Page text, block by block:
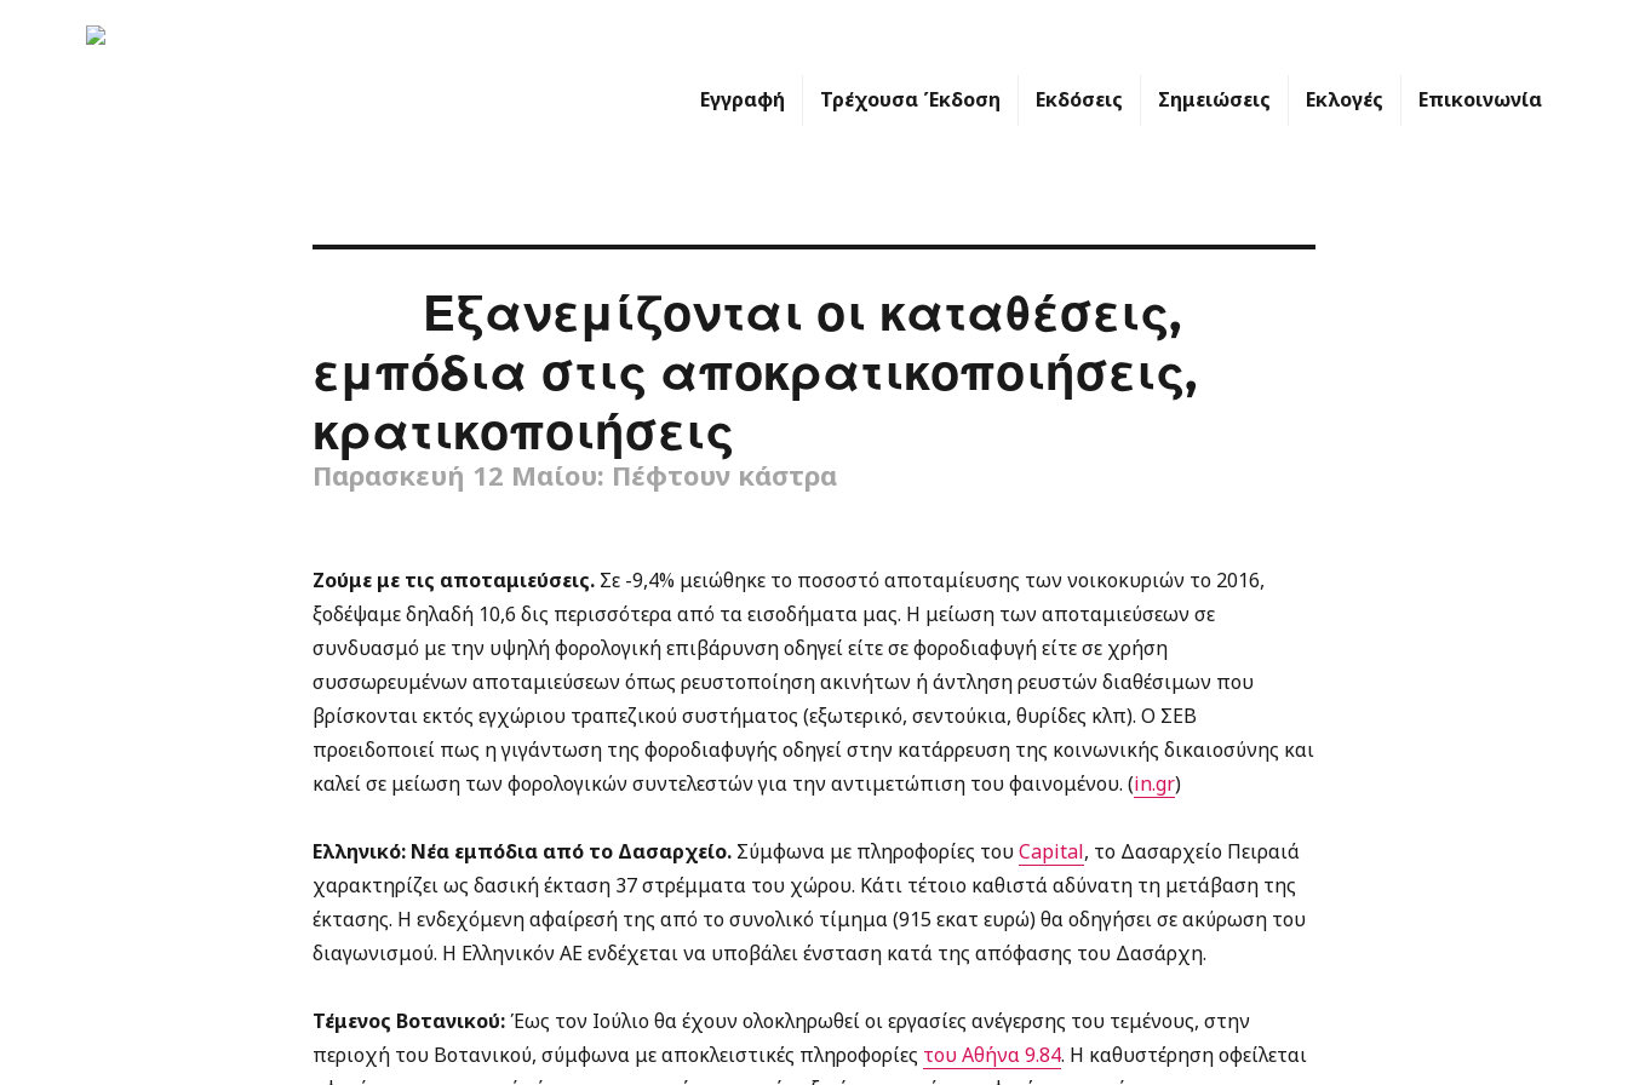
Εγγραφή Τρέχουσα Έκδοση Εκδόσεις Σημειώσεις Εκλογές Επικοινωνία
Εξανεμίζονται οι καταθέσεις,
εμπόδια στις αποκρατικοποιήσεις,
κρατικοποιήσεις
Παρασκευή 12 Μαίου: Πέφτουν κάστρα
Ζούμε με τις αποταμιεύσεις.Σε -9,4% μειώθηκε το ποσοστό αποταμίευσης των νοικοκυριών το 2016,
ξοδέψαμε δηλαδή 10,6 δις περισσότερα από τα εισοδήματα μας. Η μείωση των αποταμιεύσεων σε
συνδυασμό με την υψηλή φορολογική επιβάρυνση οδηγεί είτε σε φοροδιαφυγή είτε σε χρήση
συσσωρευμένων αποταμιεύσεων όπως ρευστοποίηση ακινήτων ή άντληση ρευστών διαθέσιμων που
βρίσκονται εκτός εγχώριου τραπεζικού συστήματος (εξωτερικό, σεντούκια, θυρίδες κλπ). O ΣΕΒ
προειδοποιεί πως η γιγάντωση της φοροδιαφυγής οδηγεί στην κατάρρευση της κοινωνικής δικαιοσύνης και
καλεί σε μείωση των φορολογικών συντελεστών για την αντιμετώπιση του φαινομένου. (in.gr)
Ελληνικό: Νέα εμπόδια από το Δασαρχείο.Σύμφωνα με πληροφορίες του Capital, το Δασαρχείο Πειραιά
χαρακτηρίζει ως δασική έκταση 37 στρέμματα του χώρου. Κάτι τέτοιο καθιστά αδύνατη τη μετάβαση της
έκτασης. Η ενδεχόμενη αφαίρεσή της από το συνολικό τίμημα (915 εκατ ευρώ) θα οδηγήσει σε ακύρωση του
διαγωνισμού. Η Ελληνικόν ΑΕ ενδέχεται να υποβάλει ένσταση κατά της απόφασης του Δασάρχη.
Τέμενος Βοτανικού:Έως τον Ιούλιο θα έχουν ολοκληρωθεί οι εργασίες ανέγερσης του τεμένους, στην
περιοχή του Βοτανικού, σύμφωνα με αποκλειστικές πληροφορίες του Αθήνα 9.84. Η καθυστέρηση οφείλεται